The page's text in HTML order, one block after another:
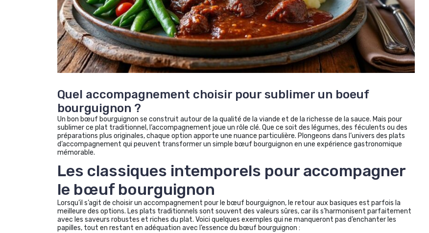
Quel accompagnement choisir pour sublimer un boeuf
bourguignon ?
Un bon bœuf bourguignon se construit autour de la qualité de la viande et de la richesse de la sauce. Mais pour
sublimer ce plat traditionnel, l’accompagnement joue un rôle clé. Que ce soit des légumes, des féculents ou des
préparations plus originales, chaque option apporte une nuance particulière. Plongeons dans l’univers des plats
d’accompagnement qui peuvent transformer un simple bœuf bourguignon en une expérience gastronomique
mémorable.
Les classiques intemporels pour accompagner
le bœuf bourguignon
Lorsqu’il s’agit de choisir un accompagnement pour le bœuf bourguignon, le retour aux basiques est parfois la
meilleure des options. Les plats traditionnels sont souvent des valeurs sûres, car ils s’harmonisent parfaitement
avec les saveurs robustes et riches du plat. Voici quelques exemples qui ne manqueront pas d’enchanter les
papilles, tout en restant en adéquation avec l’essence du bœuf bourguignon :